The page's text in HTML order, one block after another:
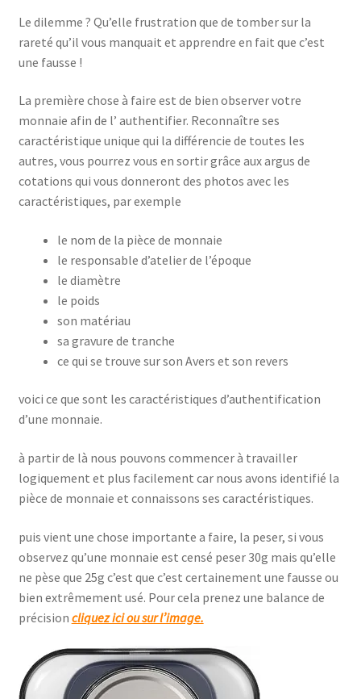
Le dilemme ? Qu’elle frustration que de tomber sur la
rareté qu’il vous manquait et apprendre en fait que c’est
une fausse !
La première chose à faire est de bien observer votre
monnaie afin de l’ authentifier. Reconnaître ses
caractéristique unique qui la différencie de toutes les
autres, vous pourrez vous en sortir grâce aux argus de
cotations qui vous donneront des photos avec les
caractéristiques, par exemple
le nom de la pièce de monnaie
le responsable d’atelier de l’époque
le diamètre
le poids
son matériau
sa gravure de tranche
ce qui se trouve sur son Avers et son revers
voici ce que sont les caractéristiques d’authentification
d’une monnaie.
à partir de là nous pouvons commencer à travailler
logiquement et plus facilement car nous avons identifié la
pièce de monnaie et connaissons ses caractéristiques.
puis vient une chose importante a faire, la peser, si vous
observez qu’une monnaie est censé peser 30g mais qu’elle
ne pèse que 25g c’est que c’est certainement une fausse ou
bien extrêmement usé. Pour cela prenez une balance de
précision cliquez ici ou sur l’image.